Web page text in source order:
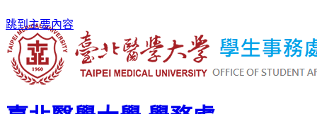
跳到主要內容